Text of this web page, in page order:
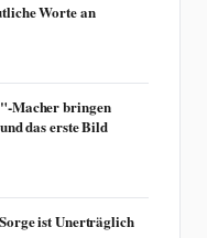
Worte an
Macher bringen
das erste Bild
ist Unerträglich